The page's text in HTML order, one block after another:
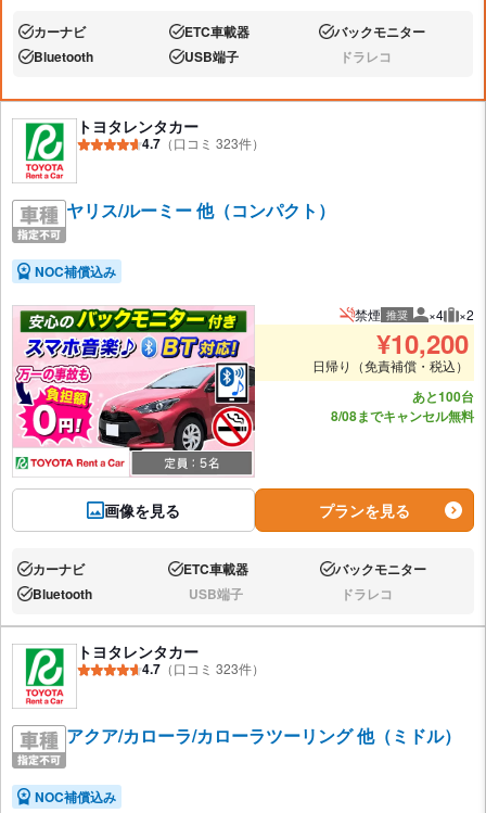
あり:カーナビ あり:ETC車載器 あり:バックモニター
あり:Bluetooth あり:USB端子 なし:ドラレコ
トヨタレンタカー
4.7 （口コミ 323件）
ヤリス/ルーミー 他（コンパクト）
NOC補償込み
画像を見る
禁煙 推奨 推奨人数
×4 推
×2
¥10,200
日帰り（免責補償・税込）
あと100台
8/08までキャンセル無料
プランを見る
あり:カーナビ あり:ETC車載器 あり:バックモニター
あり:Bluetooth なし:USB端子 なし:ドラレコ
トヨタレンタカー
4.7 （口コミ 323件）
アクア/カローラ/カローラツーリング 他（ミドル）
NOC補償込み